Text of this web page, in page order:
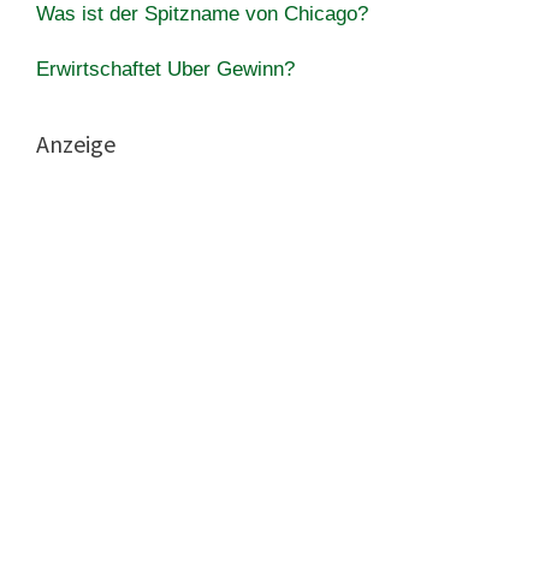
Was ist der Spitzname von Chicago?
Erwirtschaftet Uber Gewinn?
Anzeige